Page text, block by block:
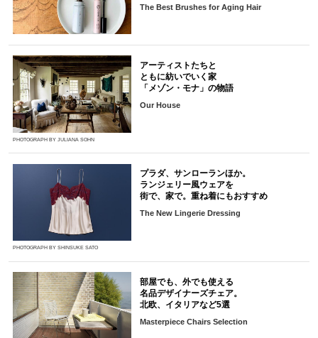
The Best Brushes for Aging Hair
PHOTOGRAPH BY JULIANA SOHN
アーティストたちと
ともに紡いでいく家
「メゾン・モナ」の物語
Our House
PHOTOGRAPH BY SHINSUKE SATO
プラダ、サンローランほか。
ランジェリー風ウェアを
街で、家で。重ね着にもおすすめ
The New Lingerie Dressing
部屋でも、外でも使える
名品デザイナーズチェア。
北欧、イタリアなど5選
Masterpiece Chairs Selection